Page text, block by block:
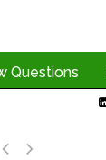
Questions